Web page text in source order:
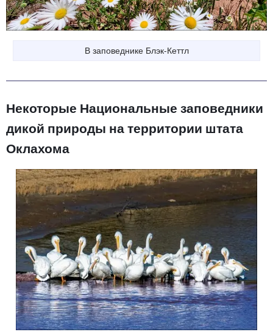
В заповеднике Блэк-Кеттл
Некоторые Национальные заповедники
дикой природы на территории штата
Оклахома